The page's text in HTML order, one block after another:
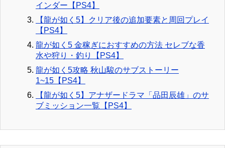
インダー【PS4】
【龍が如く5】クリア後の追加要素と周回プレイ
【PS4】
龍が如く5 金稼ぎにおすすめの方法 セレブな香
水や狩り・釣り【PS4】
龍が如く5攻略 秋山駿のサブストーリー
1~15【PS4】
【龍が如く5】アナザードラマ「品田辰雄」のサ
ブミッション一覧【PS4】